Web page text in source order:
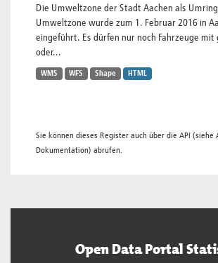
Die Umweltzone der Stadt Aachen als
Umweltzone wurde zum 1. Februar 2016 in
eingeführt. Es dürfen nur noch Fahrzeuge
oder...
WMS WFS Shape HTML
Sie können dieses Register auch über die API (siehe
Dokumentation) abrufen.
Open Data Portal